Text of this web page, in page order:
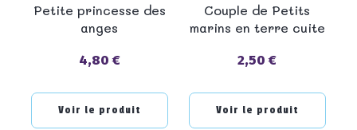
Petite princesse des
anges
Prix
4,80 €
Voir le produit
Couple de Petits
marins en terre cuite
Prix
2,50 €
Voir le produit